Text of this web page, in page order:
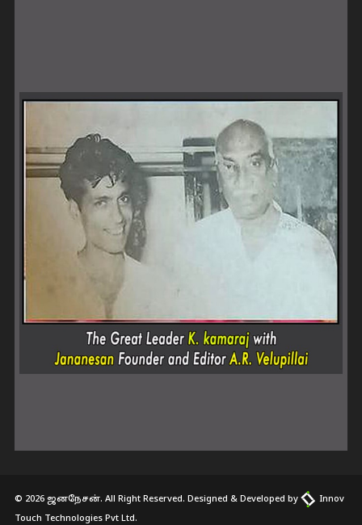
© 2026 ஜனநேசன். All Right Reserved. Designed & Developed by
Innov
Touch Technologies Pvt Ltd.